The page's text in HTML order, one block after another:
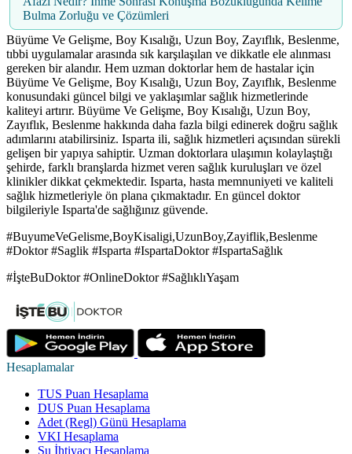
Bulma Zorluğu ve Çözümleri
Büyüme Ve Gelişme, Boy Kısalığı, Uzun Boy, Zayıflık, Beslenme,
tıbbi uygulamalar arasında sık karşılaşılan ve dikkatle ele alınması
gereken bir alandır. Hem uzman doktorlar hem de hastalar için
Büyüme Ve Gelişme, Boy Kısalığı, Uzun Boy, Zayıflık, Beslenme
konusundaki güncel bilgi ve yaklaşımlar sağlık hizmetlerinde
kaliteyi artırır. Büyüme Ve Gelişme, Boy Kısalığı, Uzun Boy,
Zayıflık, Beslenme hakkında daha fazla bilgi edinerek doğru sağlık
adımlarını atabilirsiniz. Isparta ili, sağlık hizmetleri açısından sürekli
gelişen bir yapıya sahiptir. Uzman doktorlara ulaşımın kolaylaştığı
şehirde, farklı branşlarda hizmet veren sağlık kuruluşları ve özel
klinikler dikkat çekmektedir. Isparta, hasta memnuniyeti ve kaliteli
sağlık hizmetleriyle ön plana çıkmaktadır. En güncel doktor
bilgileriyle Isparta'de sağlığınız güvende.
#BuyumeVeGelisme,BoyKisaligi,UzunBoy,Zayiflik,Beslenme
#Doktor #Saglik #Isparta #IspartaDoktor #IspartaSağlık
#İşteBuDoktor #OnlineDoktor #SağlıklıYaşam
Hesaplamalar
TUS Puan Hesaplama
DUS Puan Hesaplama
Adet (Regl) Günü Hesaplama
VKI Hesaplama
Su İhtiyacı Hesaplama